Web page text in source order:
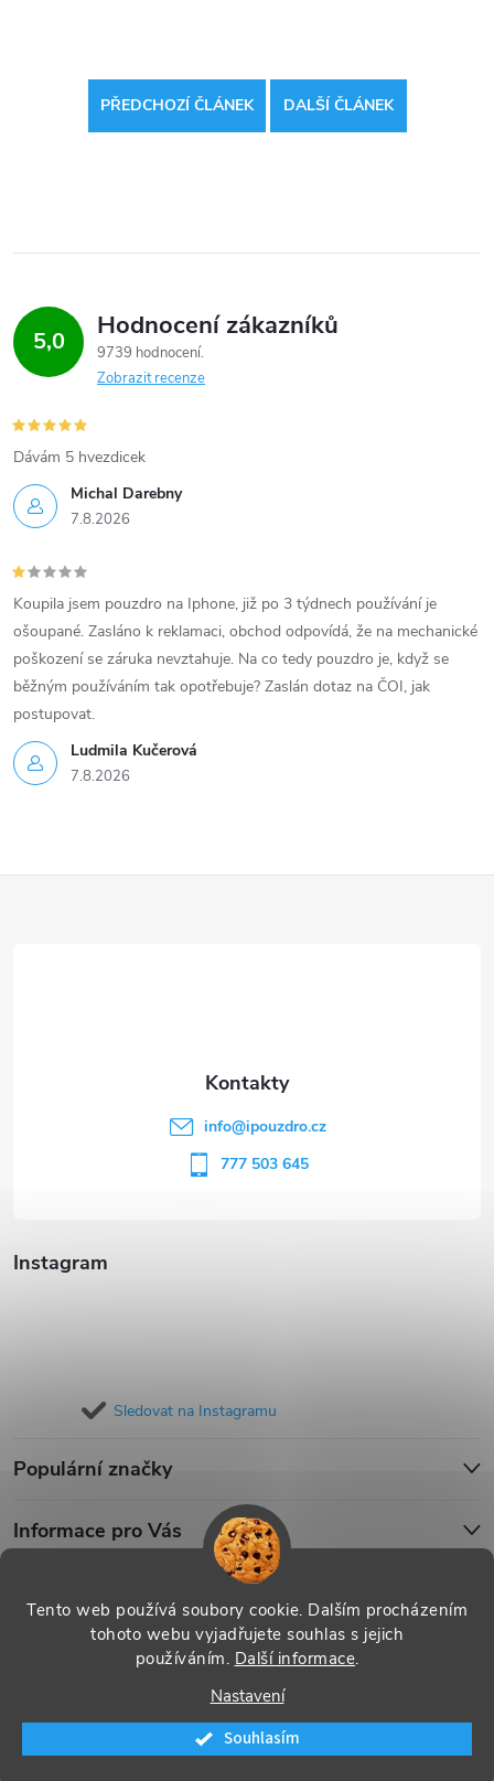
Tento web používá soubory cookie. Dalším procházením
tohoto webu vyjadřujete souhlas s jejich
používáním. Další informace.
Nastavení
Souhlasím
PŘEDCHOZÍ ČLÁNEK DALŠÍ ČLÁNEK
5,0 Hodnocení zákazníků
9739 hodnocení
Zobrazit recenze
Michal Darebny
7.8.2026
Dávám 5 hvezdicek
Ludmila Kučerová
7.8.2026
Koupila jsem pouzdro na Iphone, již po 3 týdnech používání je
ošoupané. Zasláno k reklamaci, obchod odpovídá, že na mechanické
poškození se záruka nevztahuje. Na co tedy pouzdro je, když se
běžným používáním tak opotřebuje? Zaslán dotaz na ČOI, jak
postupovat.
Instagram
Sledovat na Instagramu
Populární značky
Informace pro Vás
info@ipouzdro.cz
777 503 645
Vytvořil Shoptet
Copyright 2026 . Všechna práva vyhrazena.
nastavení cookies